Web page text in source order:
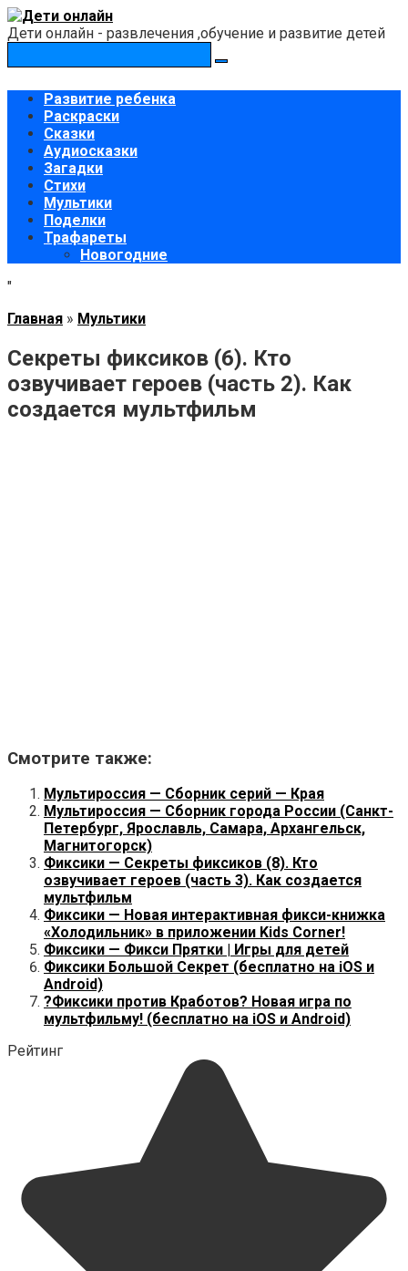
Перейти
к
Дети онлайн - развлечения ,обучение и развитие детей
Развитие ребенка
Раскраски
Сказки
Аудиосказки
Загадки
Стихи
Мультики
Поделки
Трафареты
Новогодние
"
Главная » Мультики
Секреты фиксиков (6). Кто
озвучивает героев (часть 2). Как
создается мультфильм
Смотрите также:
Мультироссия — Сборник серий — Края
Мультироссия — Сборник города России (Санкт-
Петербург, Ярославль, Самара, Архангельск,
Магнитогорск)
Фиксики — Секреты фиксиков (8). Кто
озвучивает героев (часть 3). Как создается
мультфильм
Фиксики — Новая интерактивная фикси-книжка
«Холодильник» в приложении Kids Corner!
Фиксики — Фикси Прятки | Игры для детей
Фиксики Большой Секрет (бесплатно на iOS и
Android)
?Фиксики против Кработов? Новая игра по
мультфильму! (бесплатно на iOS и Android)
Рейтинг